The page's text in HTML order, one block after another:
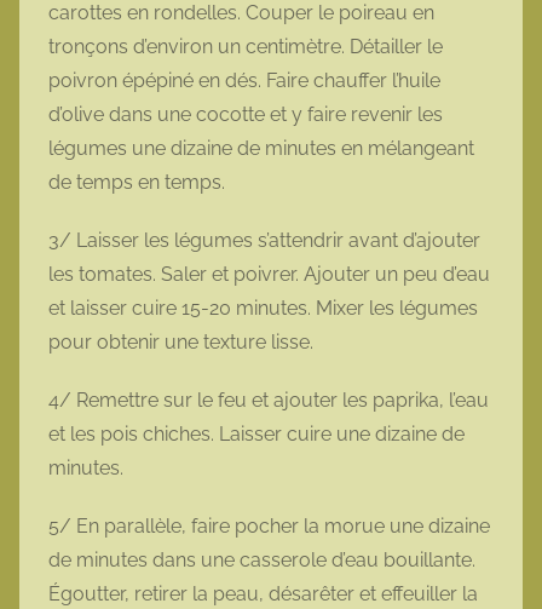
carottes en rondelles. Couper le poireau en
tronçons d’environ un centimètre. Détailler le
poivron épépiné en dés. Faire chauffer l’huile
d’olive dans une cocotte et y faire revenir les
légumes une dizaine de minutes en mélangeant
de temps en temps.
3/ Laisser les légumes s’attendrir avant d’ajouter
les tomates. Saler et poivrer. Ajouter un peu d’eau
et laisser cuire 15-20 minutes. Mixer les légumes
pour obtenir une texture lisse.
4/ Remettre sur le feu et ajouter les paprika, l’eau
et les pois chiches. Laisser cuire une dizaine de
minutes.
5/ En parallèle, faire pocher la morue une dizaine
de minutes dans une casserole d’eau bouillante.
Égoutter, retirer la peau, désarêter et effeuiller la